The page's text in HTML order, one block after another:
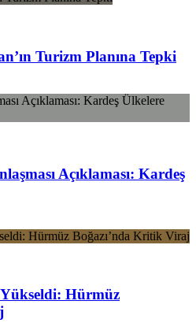
Turizm Planına Tepki
Açıklaması: Kardeş
Hürmüz